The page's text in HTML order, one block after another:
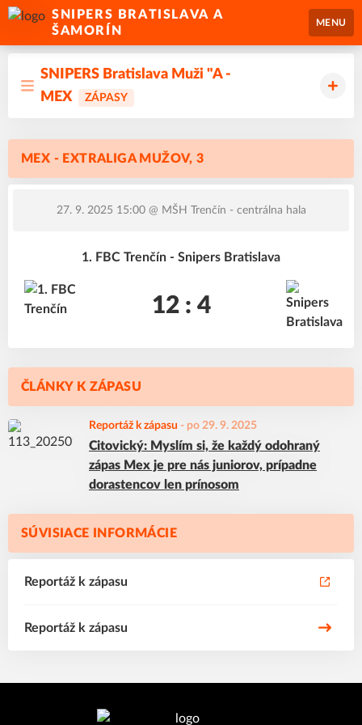
SNIPERS BRATISLAVA A
ŠAMORÍN
MENU
SNIPERS Bratislava Muži "A -
MEX
ZÁPASY
MEX - EXTRALIGA MUŽOV, 3
27. 9. 2025 15:00@ MŠH Trenčín - centrálna hala
1. FBC Trenčín - Snipers Bratislava
12 : 4
ČLÁNKY K ZÁPASU
Reportáž k zápasu - po 29. 9. 2025
Citovický: Myslím si, že každý odohraný
zápas Mex je pre nás juniorov, prípadne
dorastencov len prínosom
SÚVISIACE INFORMÁCIE
Reportáž k zápasu
Reportáž k zápasu